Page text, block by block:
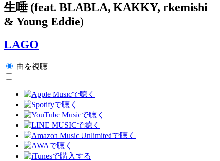
生唾 (feat. BLABLA, KAKKY, rkemishi
& Young Eddie)
LAGO
曲を視聴